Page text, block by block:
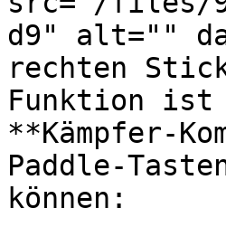
d9" alt=""
rechten
Funktion ist
**Kämpfer-
Paddle-
können: